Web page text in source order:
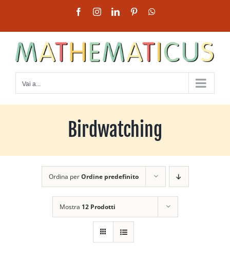
contenuto
FacebookInstagramLinkedInPinterest
Vai a...
Birdwatching
Ordina perOrdine predefinito
Mostra 12 Prodotti